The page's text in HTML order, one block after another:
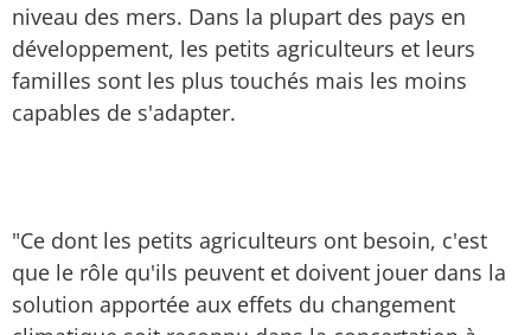
niveau des mers. Dans la plupart des pays en
développement, les petits agriculteurs et leurs
familles sont les plus touchés mais les moins
capables de s'adapter.
"Ce dont les petits agriculteurs ont besoin, c'est
que le rôle qu'ils peuvent et doivent jouer dans la
solution apportée aux effets du changement